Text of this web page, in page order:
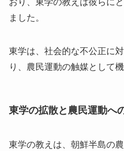
おり、東学の教えは彼らに
ました。
東学は、社会的な不公正に
り、農民運動の触媒として機
東学の拡散と農民運動へ
東学の教えは、朝鮮半島の